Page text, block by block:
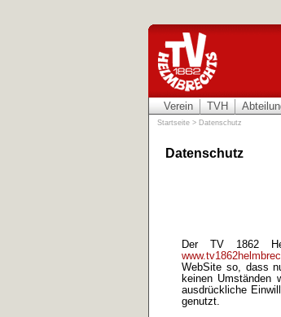
Verein TVH
Startseite > Datenschutz
Datenschutz
Der TV 1862
WebSite so, dass
keinen Umständen
ausdrückliche
genutzt.